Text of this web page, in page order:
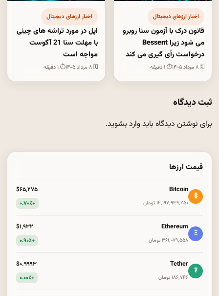
اخبار ارزهای دیجیتال
قانون درک با آزمون سنا روبرو
می شود زیرا Bessent
درخواست رأی گیری می کند
🗓 ۸ مرداد ۱۴۰۵ ⏱ ۱ دقیقه
اخبار ارزهای دیجیتال
اپل در مورد تراشه های چینی
با مهلت سنا 21 آگوست
مواجه است
🗓 ۸ مرداد ۱۴۰۵ ⏱ ۱ دقیقه
ثبت دیدگاه
برای نوشتن دیدگاه بایدوارد بشوید.
قیمت ارزها
₿
Bitcoin
۱۲٬۱۹۷٬۹۳۹٬۲۵۰ تومان
$۶۵٬۲۷۵
+۰.۷۰٪
Ξ
Ethereum
۳۶۱٬۰۷۹٬۵۵۸ تومان
$۱٬۹۳۲
+۰.۹۰٪
₮
Tether
۱۸۶٬۷۴۶ تومان
$۰.۹۹۹۳
+۰.۰۰٪